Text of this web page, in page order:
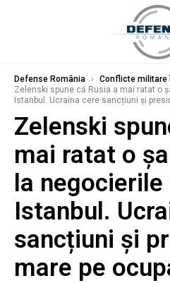
Defense România › Conflicte militare
Zelenski spune că Rusia a mai ratat o
Istanbul. Ucraina cere sancțiuni și
Zelenski
mai ratat o
la negocierile
Istanbul.
sancțiuni și
mare pe